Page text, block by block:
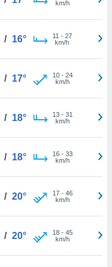
km/h
/ 16° 11 - 27
km/h
/ 17° 10- 24
km/h
/ 18° 13- 31
km/h
/ 18° 16- 33
km/h
/ 20° 17- 46
km/h
/ 20° 18- 45
km/h